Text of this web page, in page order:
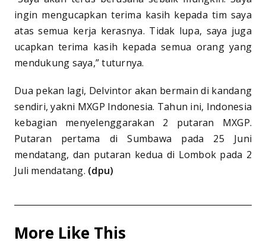
ingin mengucapkan terima kasih kepada tim saya
atas semua kerja kerasnya. Tidak lupa, saya juga
ucapkan terima kasih kepada semua orang yang
mendukung saya,” tuturnya.
Dua pekan lagi, Delvintor akan bermain di kandang
sendiri, yakni MXGP Indonesia. Tahun ini, Indonesia
kebagian menyelenggarakan 2 putaran MXGP.
Putaran pertama di Sumbawa pada 25 Juni
mendatang, dan putaran kedua di Lombok pada 2
Juli mendatang. (dpu)
More Like This